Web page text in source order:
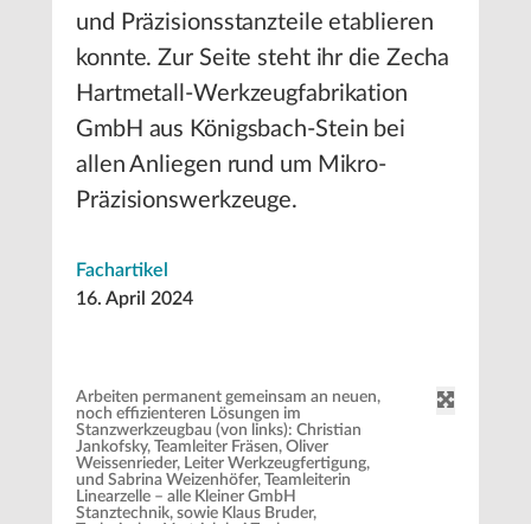
und Präzisionsstanzteile etablieren
konnte. Zur Seite steht ihr die Zecha
Hartmetall-Werkzeugfabrikation
GmbH aus Königsbach-Stein bei
allen Anliegen rund um Mikro-
Präzisionswerkzeuge.
Fachartikel
16. April 2024
Arbeiten permanent gemeinsam an neuen,
noch effizienteren Lösungen im
Stanzwerkzeugbau (von links): Christian
Jankofsky, Teamleiter Fräsen, Oliver
Weissenrieder, Leiter Werkzeugfertigung,
und Sabrina Weizenhöfer, Teamleiterin
Linearzelle – alle Kleiner GmbH
Stanztechnik, sowie Klaus Bruder,